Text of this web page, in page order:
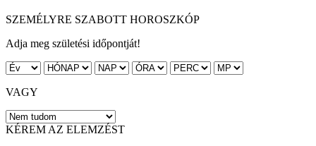
SZEMÉLYRE SZABOTT HOROSZKÓP
Adja meg születési időpontját!
VAGY
KÉREM AZ ELEMZÉST